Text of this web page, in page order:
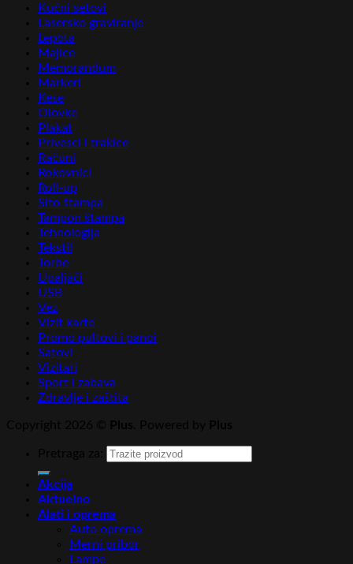
Kućni setovi
Lasersko graviranje
Lepota
Majice
Memorandum
Markeri
Kese
Olovke
Plakat
Privesci i trakice
Računi
Rokovnici
Roll-up
Sito štampa
Tampon štampa
Tehnologija
Tekstil
Torbe
Upaljači
USB
Vez
Vizit karte
Promo pultovi i panoi
Satovi
Vizitari
Sport i zabava
Zdravlje i zaštita
Akcija
Aktuelno
Alati i oprema
Auto oprema
Merni pribor
Lampe